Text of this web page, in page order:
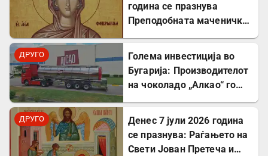
година се празнува
Преподобната маченичка
ДРУГО
Голема инвестиција во
Бугарија: Производителот
на чоколадо „Алкао“ го
капацитет во Првомај
ДРУГО
Денес 7 јули 2026 година
се празнува: Раѓањето на
Свети Јован Претеча и